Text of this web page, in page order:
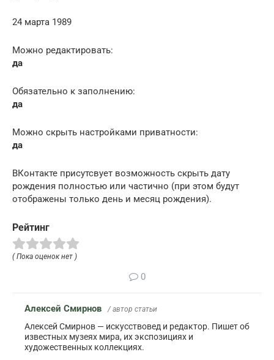
24 марта 1989
Можно редактировать:
да
Обязательно к заполнению:
да
Можно скрыть настройками приватности:
да
ВКонтакте присутсвует возможность скрыть дату
рождения полностью или частично (при этом будут
отображены только день и месяц рождения).
Рейтинг
( Пока оценок нет )
0
Алексей Смирнов / автор статьи
Алексей Смирнов — искусствовед и редактор. Пишет об
известных музеях мира, их экспозициях и
художественных коллекциях.